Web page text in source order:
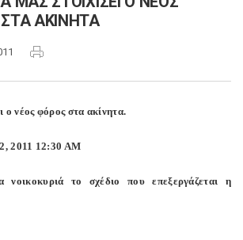
ΑΚΙΝΗΤΑ
ο νέος φόρος στα ακίνητα.
2011 12:30 AM
νοικοκυριά το σχέδιο που επεξεργάζεται η